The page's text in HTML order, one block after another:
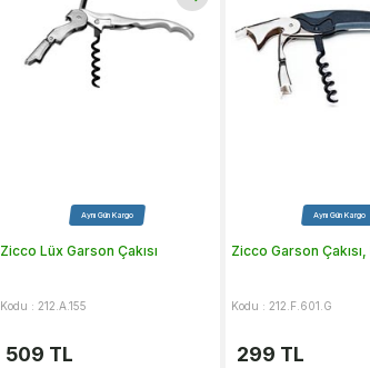
Aynı Gün Kargo
Zicco Lüx Garson Çakısı
Kodu : 212.A.155
509 TL
Aynı Gün Kargo
Zicco Garson
Kodu : 212.F.601.G
299 TL